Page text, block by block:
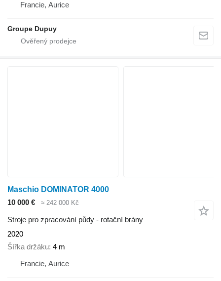
Francie, Aurice
Groupe Dupuy
Maschio DOMINATOR 4000
10 000 €
≈ 242 000 Kč
Stroje pro zpracování půdy - rotační brány
2020
Šířka držáku 4 m
Francie, Aurice